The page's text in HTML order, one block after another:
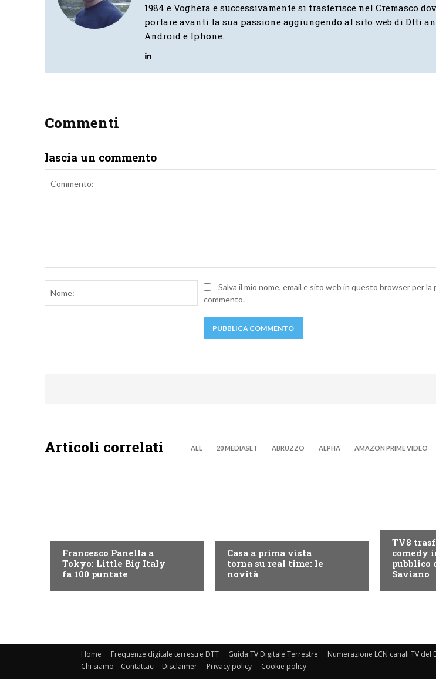
1984 e Voghera e successivamente si trasferisce nel Cremasco
portare avanti la sua passione aggiungendo al sito web di Dtti
Android e Iphone.
Commenti
lascia un commento
Nome:Salva il mio nome, email e sito web in questo browser per la
commento.
Articoli correlati ALL 20 MEDIASET ABRUZZO ALPHA AMAZON PRIME VIDEO
Francesco Panella a
Tokyo: Little Big Italy
fa 100 puntate
Casa a prima vista
torna su real time: le
novità
TV8
comedy
pubblico
Saviano
Home Frequenze digitale terrestre DTT Guida TV Digitale Terrestre Numerazione LCN canali TV del
Chi siamo – Contattaci – Disclaimer
Privacy policy Cookie policy